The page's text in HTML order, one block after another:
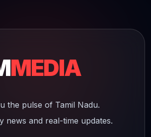
MEDIA
the pulse of Tamil Nadu.
news and real-time updates.